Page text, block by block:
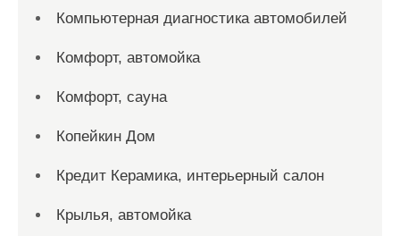
Компьютерная диагностика автомобилей
Комфорт, автомойка
Комфорт, сауна
Копейкин Дом
Кредит Керамика, интерьерный салон
Крылья, автомойка